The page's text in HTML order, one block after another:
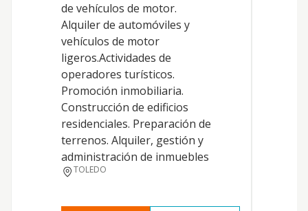
de vehículos de motor.
Alquiler de automóviles y
vehículos de motor
ligeros.Actividades de
operadores turísticos.
Promoción inmobiliaria.
Construcción de edificios
residenciales. Preparación de
terrenos. Alquiler, gestión y
administración de inmuebles
TOLEDO